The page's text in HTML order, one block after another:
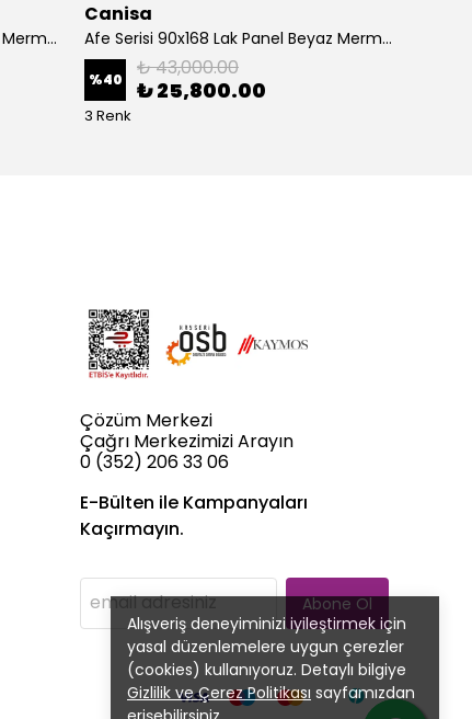
Alışveriş deneyiminizi iyileştirmek için
yasal düzenlemelere uygun çerezler
(cookies) kullanıyoruz. Detaylı bilgiye
Gizlilik ve Çerez Politikası sayfamızdan
Afe Serisi 90x168 Lak Panel Beyaz Mermer Desen Masa ve 6 Sandalye Gold Kaplama Ayak
Canisa
Afe Serisi 90x168 Lak Panel Beyaz Mermer Desen Masa ve 6 Sandalye Krom Kaplama Ayak
%40 ₺ 43,000.00
₺ 25,800.00
3 Renk
Çözüm Merkezi
Çağrı Merkezimizi Arayın
0 (352) 206 33 06
E-Bülten ile Kampanyaları
Kaçırmayın.
Abone Ol